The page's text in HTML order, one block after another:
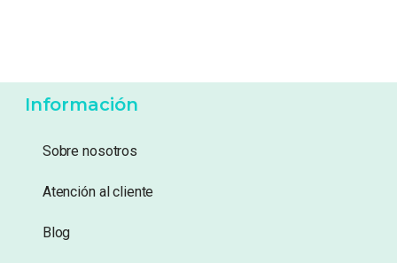
Información
Sobre nosotros
Atención al cliente
Blog